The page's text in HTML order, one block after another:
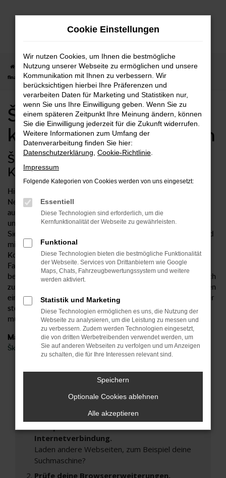
Zum
Startseite Škoda Škoda Fabia
Škoda Fabia Neuwagen kaufen,
finanzieren, leasen
Škoda Fabia Neuwagen
kaufen, finanzieren, leasen
Škoda Fabia Neuwagen für
Kompromisslose
Hinsichtlich Qualität und Verarbeitung ist ein Škoda Fabia
Neuwagen in seiner Klasse schwer zu toppen. Sicher haben
auch Sie die vielen positiven Kritiken und Vergleiche gelesen
und sich nun für dieses Modell entschieden. Bei uns erhalten
Sie Ihren Škoda Fabia in allen gängigen Ausstattungslinien und
mit jeder Menge Extras. Nutzen Sie unseren Škoda Fabia
Konfigurator und erschaffen Sie mit wenigen Klicks das
Fahrzeug ihrer Träume. Oder Sie entscheiden sich für ein
bereits vorhandenes Modell, dass wir Ihnen selbstverständlich
zu einem besonders günstigen Preis anbieten. Der Vorteil, den
ein Neuwagen bietet, besteht vor allem in der Sicherheit. Hier
stellen Sie sicher, dass alle Assistenzsystem an Bord sind und
müssen keinerlei Abstriche hinnehmen.
Marken
Škoda
Fehler: Network Error
Beim Laden ist ein Fehler aufgetreten.
Hier sind ein paar Tipps, die dir helfen können:
Überprüfe deine Firewall und deine
Internetverbindung.
Laden andere Webseiten, zum Beispiel deine
Suchmaschine?
Prüfe deine Browsererweiterungen.
Cookie Einstellungen
Wir nutzen Cookies, um Ihnen die bestmögliche
Nutzung unserer Webseite zu ermöglichen und unsere
Kommunikation mit Ihnen zu verbessern. Wir
berücksichtigen hierbei Ihre Präferenzen und
verarbeiten Daten für Marketing und Statistiken nur,
wenn Sie uns Ihre Einwilligung geben. Wenn Sie zu
einem späteren Zeitpunkt Ihre Meinung ändern, können
Sie die Einwilligung jederzeit für die Zukunft widerrufen.
Weitere Informationen zum Umfang der
Datenverarbeitung finden Sie hier:
Datenschutzerklärung Cookie-Richtlinie
Impressum
Folgende Kategorien von Cookies werden von uns eingesetzt:
Essentiell
Diese Technologien sind erforderlich, um die
Kernfunktionalität der Webseite zu gewährleisten.
Funktional
Diese Technologien bieten die bestmögliche Funktionalität
der Webseite. Services von Drittanbietern wie Google
Maps, Chats, Fahrzeugbewertungssystem und weitere
werden aktiviert.
Statistik und Marketing
Diese Technologien ermöglichen es uns, die Nutzung der
Webseite zu analysieren, um die Leistung zu messen und
zu verbessern. Zudem werden Technologien eingesetzt,
die von dritten Werbetreibenden verwendet werden, um
Sie auf anderen Webseiten zu verfolgen und um Anzeigen
zu schalten, die für Ihre Interessen relevant sind.
Speichern
Optionale Cookies ablehnen
Alle akzeptieren